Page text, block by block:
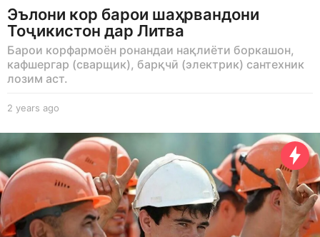
Эълони кор барои шаҳрвандони
Тоҷикистон дар Литва
Барои корфармоён ронандаи нақлиёти боркашон,
кафшергар (сварщик), барқчӣ (электрик) сантехник
лозим аст.
2 years ago
e
r
s
a
g
o